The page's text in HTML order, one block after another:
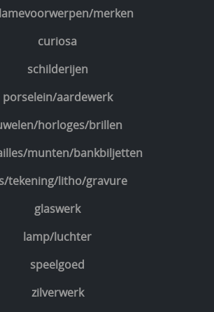
merken
curiosa
schilderijen
porselein/aardewerk
horloges/brillen
munten/bankbiljetten
tekening/litho/gravure
glaswerk
lamp/luchter
speelgoed
zilverwerk